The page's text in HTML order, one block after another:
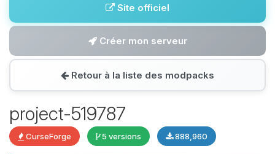
Site officiel
Créer mon serveur
Retour à la liste des modpacks
project-519787
CurseForge 5 versions 888,960
Youpi, enfin quelqu’un pour me
assistant BoxToPlay. Dis-moi ce dont
tu as besoin et je vais remuer mes
petits circuits pour t’aider.